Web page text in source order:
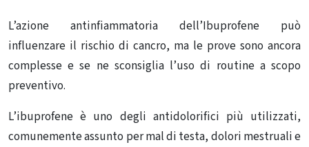
L’azione antinfiammatoria dell’Ibuprofene può
influenzare il rischio di cancro, ma le prove sono ancora
complesse e se ne sconsiglia l’uso di routine a scopo
preventivo.
L’ibuprofene è uno degli antidolorifici più utilizzati,
comunemente assunto per mal di testa, dolori mestruali e